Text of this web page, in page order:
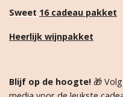
Sweet 16 cadeau pakket
Heerlijk wijnpakket
Blijf op de hoogte! 🎁 Volg